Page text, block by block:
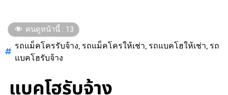
คนดูหน้านี้ : 13
รถแม็คโครรับจ้าง, รถแม็คโครให้เช่า, รถแบคโฮให้เช่า, รถ
แบคโฮรับจ้าง